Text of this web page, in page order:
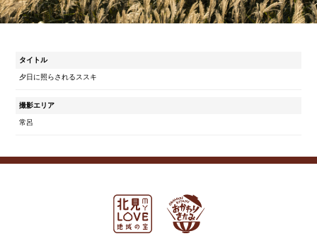
タイトル
夕日に照らされるススキ
撮影エリア
常呂